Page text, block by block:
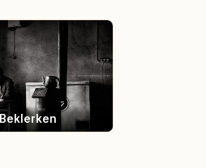
Beklerken